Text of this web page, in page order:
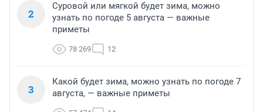
2
Суровой или мягкой будет зима, можно
узнать по погоде 5 августа — важные
приметы
78 269 12
3
Какой будет зима, можно узнать по погоде 7
августа, — важные приметы